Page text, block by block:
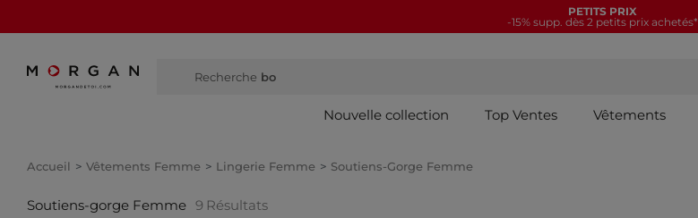
PETITS PRIX
-15% supp. dès 2 petits prix achetés*
Recherche bottes hautes
Nouvelle collection Top Ventes Vêtements
Accueil Vêtements Femme Lingerie Femme Soutiens-Gorge Femme
Soutiens-gorge Femme 9 Résultats